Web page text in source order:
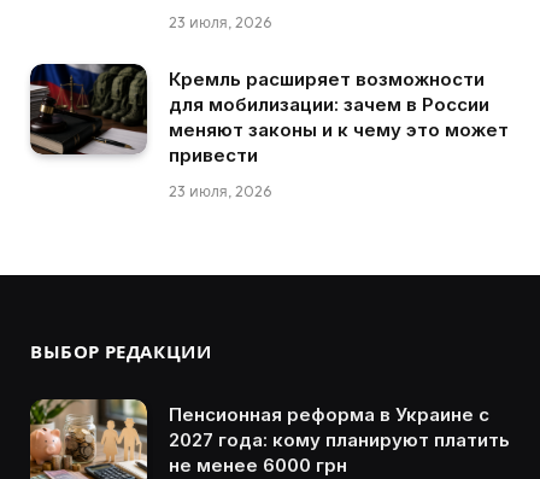
23 июля, 2026
Кремль расширяет возможности
для мобилизации: зачем в России
меняют законы и к чему это может
привести
23 июля, 2026
ВЫБОР РЕДАКЦИИ
Пенсионная реформа в Украине с
2027 года: кому планируют платить
не менее 6000 грн